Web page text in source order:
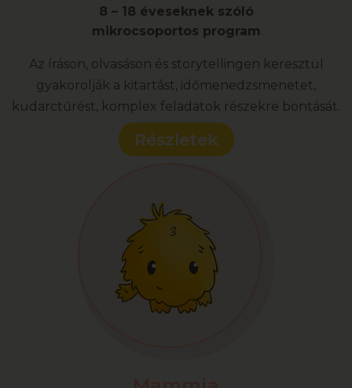
8 – 18 éveseknek szóló
mikrocsoportos program
Az íráson, olvasáson és storytellingen keresztül
gyakorolják a kitartást, időmenedzsmenetet,
kudarctűrést, komplex feladatok részekre bontását.
Részletek